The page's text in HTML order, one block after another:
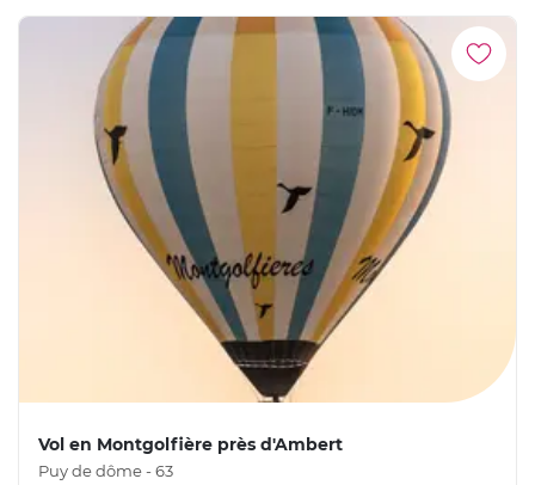
Vol en Montgolfière près d'Ambert
Puy de dôme - 63